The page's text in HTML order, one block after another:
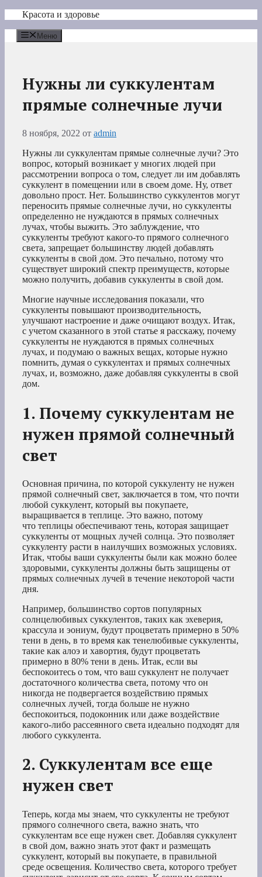
Перейти
содержимому
Красота и здоровье
Меню
Нужны ли суккулентам
прямые солнечные лучи
8 ноября, 2022 от admin
Нужны ли суккулентам прямые солнечные лучи? Это
вопрос, который возникает у многих людей при
рассмотрении вопроса о том, следует ли им добавлять
суккулент в помещении или в своем доме. Ну, ответ
довольно прост. Нет. Большинство суккулентов могут
переносить прямые солнечные лучи, но суккуленты
определенно не нуждаются в прямых солнечных
лучах, чтобы выжить. Это заблуждение, что
суккуленты требуют какого-то прямого солнечного
света, запрещает большинству людей добавлять
суккуленты в свой дом. Это печально, потому что
существует широкий спектр преимуществ, которые
можно получить, добавив суккуленты в свой дом.
Многие научные исследования показали, что
суккуленты повышают производительность,
улучшают настроение и даже очищают воздух. Итак,
с учетом сказанного в этой статье я расскажу, почему
суккуленты не нуждаются в прямых солнечных
лучах, и подумаю о важных вещах, которые нужно
помнить, думая о суккулентах и прямых солнечных
лучах, и, возможно, даже добавляя суккуленты в свой
дом.
1. Почему суккулентам не
нужен прямой солнечный
свет
Основная причина, по которой суккуленту не нужен
прямой солнечный свет, заключается в том, что почти
любой суккулент, который вы покупаете,
выращивается в теплице. Это важно, потому
что теплицы обеспечивают тень, которая защищает
суккуленты от мощных лучей солнца. Это позволяет
суккуленту расти в наилучших возможных условиях.
Итак, чтобы ваши суккуленты были как можно более
здоровыми, суккуленты должны быть защищены от
прямых солнечных лучей в течение некоторой части
дня.
Например, большинство сортов популярных
солнцелюбивых суккулентов, таких как эхеверия,
крассула и эониум, будут процветать примерно в 50%
тени в день, в то время как тенелюбивые суккуленты,
такие как алоэ и хавортия, будут процветать
примерно в 80% тени в день. Итак, если вы
беспокоитесь о том, что ваш суккулент не получает
достаточного количества света, потому что он
никогда не подвергается воздействию прямых
солнечных лучей, тогда больше не нужно
беспокоиться, подоконник или даже воздействие
какого-либо рассеянного света идеально подходят для
любого суккулента.
2. Суккулентам все еще
нужен свет
Теперь, когда мы знаем, что суккуленты не требуют
прямого солнечного света, важно знать, что
суккулентам все еще нужен свет. Добавляя суккулент
в свой дом, важно знать этот факт и размещать
суккулент, который вы покупаете, в правильной
среде освещения. Количество света, которого требует